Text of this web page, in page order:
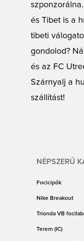
és Tibet is a
tibeti
gondolod?
és az FC
Szárnyalj a
szállítást!
NÉPSZERŰ
Focicipők
Nike Breakout
Trionda VB
Terem (IC)